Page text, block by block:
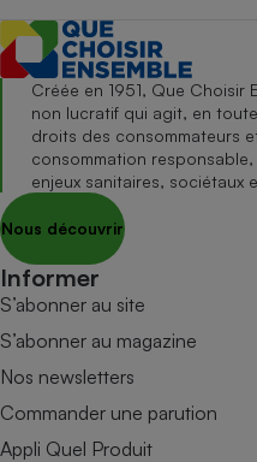
Créée en 1951, Que Choisir
non lucratif qui agit, en
droits des consommateurs
consommation
enjeux sanitaires, sociétaux
Nous découvrir
Informer
S’abonner au site
S’abonner au magazine
Nos newsletters
Commander une parution
Appli Quel Produit